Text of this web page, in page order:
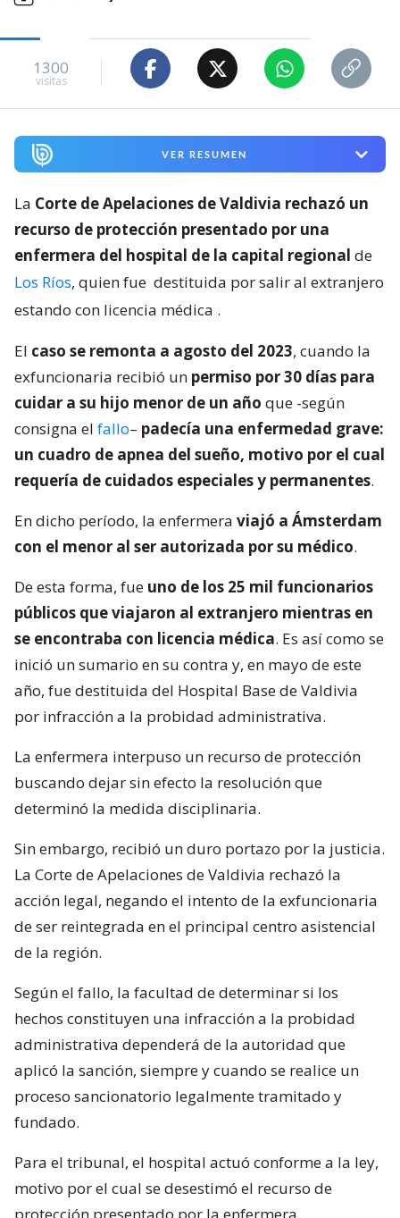
1300
visitas
VER RESUMEN
La Corte de Apelaciones de Valdivia rechazó un
recurso de protección presentado por una
enfermera del hospital de la capital regional de
Los Ríos, quien fue destituida por salir al extranjero
estando con licencia médica .
El caso se remonta a agosto del 2023, cuando la
exfuncionaria recibió un permiso por 30 días para
cuidar a su hijo menor de un año que -según
consigna el fallo– padecía una enfermedad grave:
un cuadro de apnea del sueño, motivo por el cual
requería de cuidados especiales y permanentes.
En dicho período, la enfermera viajó a Ámsterdam
con el menor al ser autorizada por su médico.
De esta forma, fue uno de los 25 mil funcionarios
públicos que viajaron al extranjero mientras en
se encontraba con licencia médica. Es así como se
inició un sumario en su contra y, en mayo de este
año, fue destituida del Hospital Base de Valdivia
por infracción a la probidad administrativa.
La enfermera interpuso un recurso de protección
buscando dejar sin efecto la resolución que
determinó la medida disciplinaria.
Sin embargo, recibió un duro portazo por la justicia.
La Corte de Apelaciones de Valdivia rechazó la
acción legal, negando el intento de la exfuncionaria
de ser reintegrada en el principal centro asistencial
de la región.
Según el fallo, la facultad de determinar si los
hechos constituyen una infracción a la probidad
administrativa dependerá de la autoridad que
aplicó la sanción, siempre y cuando se realice un
proceso sancionatorio legalmente tramitado y
fundado.
Para el tribunal, el hospital actuó conforme a la ley,
motivo por el cual se desestimó el recurso de